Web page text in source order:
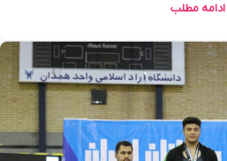
ادامه مطلب